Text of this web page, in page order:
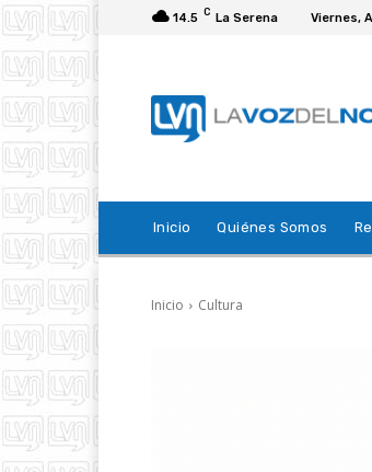
14.5 C La Serena Viernes,
Inicio Quiénes Somos
Inicio Cultura